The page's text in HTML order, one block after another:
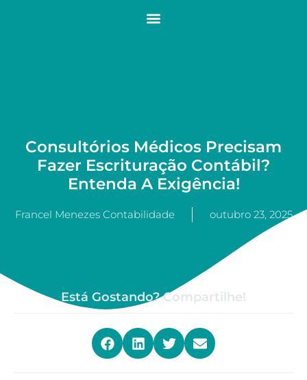
Consultórios Médicos Precisam
Fazer Escrituração Contábil?
Entenda A Exigência!
Francel Menezes Contabilidade outubro 23, 2025
Está Gostando? Compartilhe!